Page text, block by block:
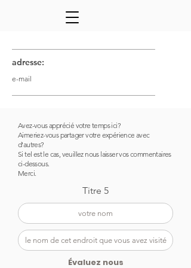
adresse:
e-mail
Avez-vous apprécié votre temps ici?
Aimeriez-vous partager votre expérience avec
d'autres?
Si tel est le cas, veuillez nous laisser vos commentaires
ci-dessous.
Merci.
Titre 5
Évaluez nous